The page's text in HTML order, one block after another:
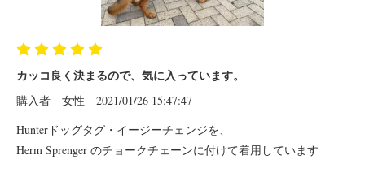
カッコ良く決まるので、気に入っています。
購入者 女性
2021/01/26 15:47:47
Hunterドッグタグ・イージーチェンジを、
Herm Sprenger のチョークチェーンに付けて着用しています